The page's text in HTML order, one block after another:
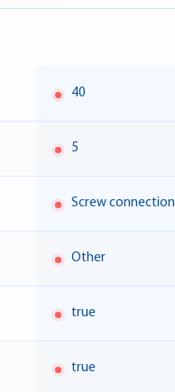
40
5
Screw connection
Other
true
true